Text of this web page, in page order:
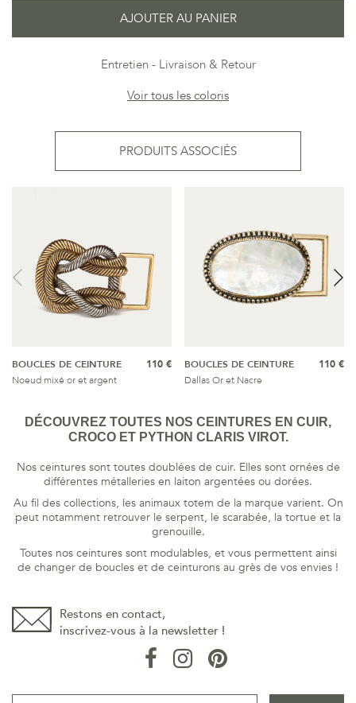
AJOUTER AU PANIER
Entretien
Livraison & Retour
Voir tous les coloris
PRODUITS ASSOCIÉS
BOUCLES DE CEINTURE
Noeud mixé or et argent
110 €
BOUCLES DE CEINTURE
Dallas Or et Nacre
110 €
DÉCOUVREZ TOUTES NOS CEINTURES EN CUIR,
CROCO ET PYTHON CLARIS VIROT.
Nos ceintures sont toutes doublées de cuir. Elles sont ornées de
différentes métalleries en laiton argentées ou dorées.
Au fil des collections, les animaux totem de la marque varient. On
peut notamment retrouver le serpent, le scarabée, la tortue et la
grenouille.
Toutes nos ceintures sont modulables, et vous permettent ainsi
de changer de boucles et de ceinturons au grès de vos envies !
Restons en contact,
inscrivez-vous à la newsletter !